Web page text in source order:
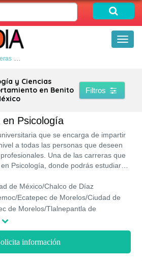
Psicología y Ciencias Sociales y de
y Ciencias
en Benito
Filtros
en Psicología
que se encarga de impartir
a todas las personas que deseen
Una de las carreras que
Psicología, donde podrás estudiar
vespertino, nocturno sabatino y
de México/Chalco de Díaz
Ecatepec de Morelos/Ciudad de
de Morelos/Tlalnepantla de
información